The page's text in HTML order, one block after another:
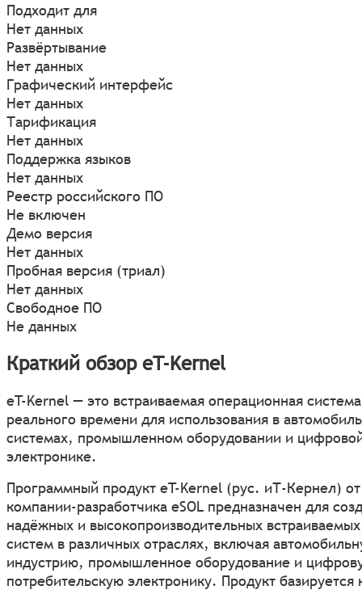
Подходит для
Нет данных
Развёртывание
Нет данных
Графический интерфейс
Нет данных
Тарификация
Нет данных
Поддержка языков
Нет данных
Реестр российского ПО
Не включен
Демо версия
Нет данных
Пробная версия (триал)
Нет данных
Свободное ПО
Не данных
Краткий обзор eT-Kernel
eT-Kernel — это встраиваемая операционная система
реального времени для использования в
системах, промышленном оборудовании и
электронике.
Программный продукт eT-Kernel (рус. иТ-Кернел) от
компании-разработчика eSOL предназначен для
надёжных и высокопроизводительных встраиваемых
систем в различных отраслях, включая
индустрию, промышленное оборудование и
потребительскую электронику. Продукт базируется